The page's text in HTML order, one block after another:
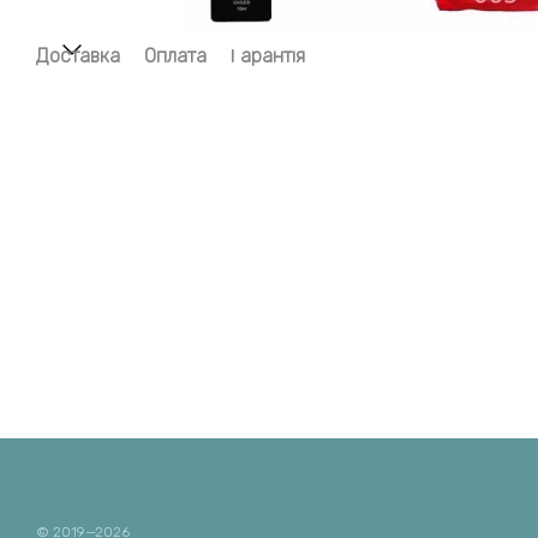
Доставка Оплата Гарантія
© 2019—2026